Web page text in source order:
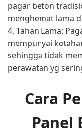
pagar beton
menghemat lama
4. Tahan Lama:
mempunyai
sehingga tidak
perawatan yg
Cara
Panel